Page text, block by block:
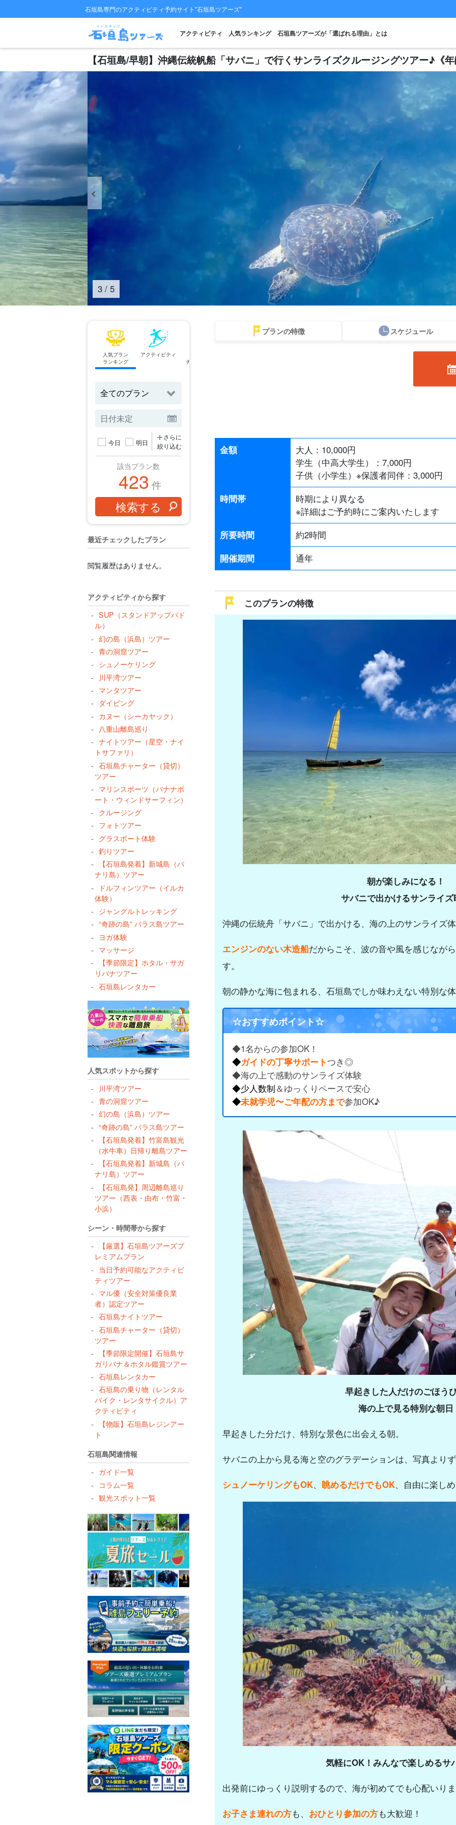
石垣島専門のアクティビティ予約サイト"石垣島ツアーズ"
アクティビティ 人気ランキング 石垣島ツアーズが「選ばれる理由」とは
【石垣島/早朝】沖縄伝統帆船「サバニ」で行くサンライズクルージングツアー♪《
3 / 5
人気プラン
ランキング
アクティビティ
チケット予約
レンタカー
今日 明日
さらに
絞り込む
該当プラン数
423 件
最近チェックしたプラン
閲覧履歴はありません。
アクティビティから探す
SUP（スタンドアップパド
ル）
幻の島（浜島）ツアー
青の洞窟ツアー
シュノーケリング
川平湾ツアー
マンタツアー
ダイビング
カヌー（シーカヤック）
八重山離島巡り
ナイトツアー（星空・ナイ
トサファリ）
石垣島チャーター（貸切）
ツアー
マリンスポーツ（バナナボ
ート・ウィンドサーフィン）
クルージング
フォトツアー
グラスボート体験
釣りツアー
【石垣島発着】新城島（パ
ナリ島）ツアー
ドルフィンツアー（イルカ
体験）
ジャングルトレッキング
“奇跡の島” バラス島ツアー
ヨガ体験
マッサージ
【季節限定】ホタル・サガ
リバナツアー
石垣島レンタカー
人気スポットから探す
川平湾ツアー
青の洞窟ツアー
幻の島（浜島）ツアー
“奇跡の島” バラス島ツアー
【石垣島発着】竹富島観光
（水牛車）日帰り離島ツアー
【石垣島発着】新城島（パ
ナリ島）ツアー
【石垣島発】周辺離島巡り
ツアー（西表・由布・竹富・
小浜）
シーン・時間帯から探す
【厳選】石垣島ツアーズプ
レミアムプラン
当日予約可能なアクティビ
ティツアー
マル優（安全対策優良業
者）認定ツアー
石垣島ナイトツアー
石垣島チャーター（貸切）
ツアー
【季節限定開催】石垣島サ
ガリバナ＆ホタル鑑賞ツアー
石垣島レンタカー
石垣島の乗り物（レンタル
バイク・レンタサイクル）ア
クティビティ
【物販】石垣島レジンアー
ト
石垣島関連情報
ガイド一覧
コラム一覧
観光スポット一覧
プランの特徴 スケジュール
金額 大人： 10,000円
学生（中高大学生）： 7,000円
子供（小学生）※保護者同伴： 3,000円
時間帯
時期により異なる
※詳細はご予約時にご案内いたします
所要時間
約2時間
開催期間
通年
このプランの特徴
朝が楽しみになる！
サバニで出かけるサンライズ
沖縄の伝統舟「サバニ」で出かける、海の上のサンライズ
エンジンのない木造船だからこそ、波の音や風を感じなが
す。
朝の静かな海に包まれる、石垣島でしか味わえない特別な
☆おすすめポイント☆
◆1名からの参加OK！
◆ガイドの丁寧サポートつき◎
◆海の上で感動のサンライズ体験
◆少人数制＆ゆっくりペースで安心
◆未就学児〜ご年配の方まで参加OK♪
早起きした人だけのごほう
海の上で見る特別な朝日
早起きした分だけ、特別な景色に出会える朝。
サバニの上から見る海と空のグラデーションは、写真より
シュノーケリングもOK、 眺めるだけでもOK、自由に楽し
気軽にOK！みんなで楽しめるサ
出発前にゆっくり説明するので、海が初めてでも心配いり
お子さま連れの方も、 おひとり参加の方も大歓迎！